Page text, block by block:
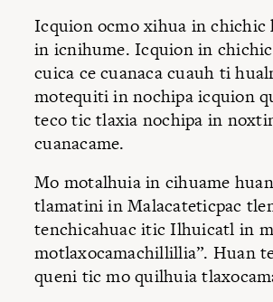
Icquion ocmo xihua in chichic
in icnihume. Icquion in
cuica ce cuanaca cuauh ti
motequiti in nochipa icquion
teco tic tlaxia nochipa in
cuanacame.
Mo motalhuia in cihuame
tlamatini in Malacateticpac
tenchicahuac itic Ilhuicatl in
motlaxocamachillillia”. Huan
queni tic mo quilhuia